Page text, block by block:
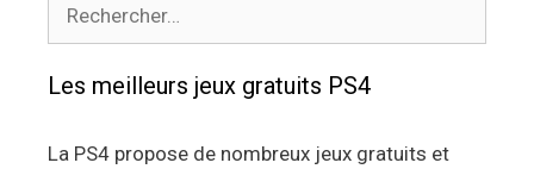
Les meilleurs jeux gratuits PS4
La PS4 propose de nombreux jeux gratuits et